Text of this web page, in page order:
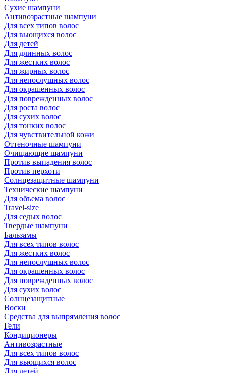
Сухие шампуни
Антивозрастные шампуни
Для всех типов волос
Для вьющихся волос
Для детей
Для длинных волос
Для жестких волос
Для жирных волос
Для непослушных волос
Для окрашенных волос
Для поврежденных волос
Для роста волос
Для сухих волос
Для тонких волос
Для чувствительной кожи
Оттеночные шампуни
Очищающие шампуни
Против выпадения волос
Против перхоти
Солнцезащитные шампуни
Технические шампуни
Для объема волос
Travel-size
Для седых волос
Твердые шампуни
Бальзамы
Для всех типов волос
Для жестких волос
Для непослушных волос
Для окрашенных волос
Для поврежденных волос
Для сухих волос
Солнцезащитные
Воски
Средства для выпрямления волос
Гели
Кондиционеры
Антивозрастные
Для всех типов волос
Для вьющихся волос
Для детей